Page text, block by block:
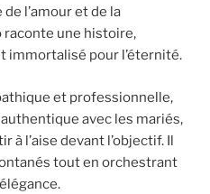
l’amour et de la
raconte une histoire,
immortalisé pour l’éternité.
et professionnelle,
avec les mariés,
à l’aise devant l’objectif. Il
tout en orchestrant